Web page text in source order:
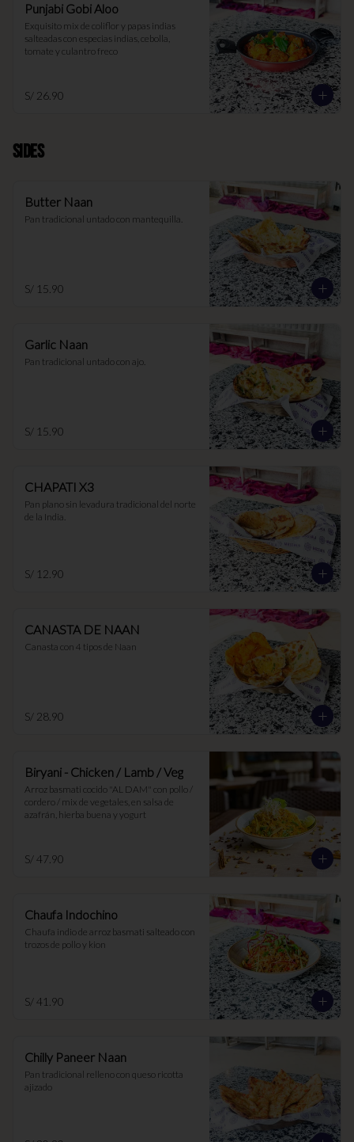
Punjabi Gobi Aloo
Exquisito mix de coliflor y papas indias
salteadas con especias indias, cebolla,
tomate y culantro freco
S/ 26.90
SIDES
Butter Naan
Pan tradicional untado con mantequilla.
S/ 15.90
Garlic Naan
Pan tradicional untado con ajo.
S/ 15.90
CHAPATI X3
Pan plano sin levadura tradicional del norte
de la India.
S/ 12.90
CANASTA DE NAAN
Canasta con 4 tipos de Naan
S/ 28.90
Biryani - Chicken / Lamb / Veg
Arroz basmati cocido "AL DAM" con pollo /
cordero / mix de vegetales, en salsa de
azafrán, hierba buena y yogurt
S/ 47.90
Chaufa Indochino
Chaufa indio de arroz basmati salteado con
trozos de pollo y kion
S/ 41.90
Chilly Paneer Naan
Pan tradicional relleno con queso ricotta
ajizado